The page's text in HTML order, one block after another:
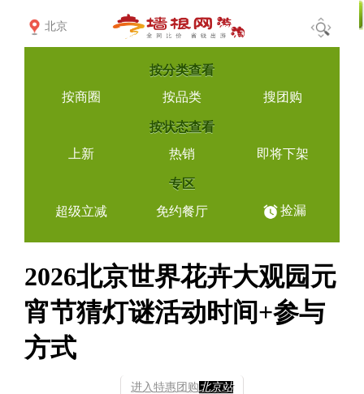
北京
按分类查看
按商圈
按品类 搜团购
按状态查看
上新
热销 即将下架
专区
超级立减
免约餐厅 捡漏
2026北京世界花卉大观园元
宵节猜灯谜活动时间+参与
方式
进入特惠团购北京站